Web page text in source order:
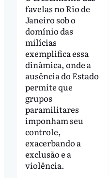
favelas no Rio de
Janeiro sob o
domínio das
milícias
exemplifica essa
dinâmica, onde a
ausência do Estado
permite que
grupos
paramilitares
imponham seu
controle,
exacerbando a
exclusão e a
violência.